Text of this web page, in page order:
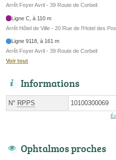
Arrêt Foyer Avril - 39 Route de Corbeil
Ligne C, à 110 m
Arrêt Hôtel de Ville - 20 Rue de l’Hotel des
Ligne 9118, à 161 m
Arrêt Foyer Avril - 39 Route de Corbeil
Voir tout
Informations
N° RPPS 10100300069
Ophtalmos proches